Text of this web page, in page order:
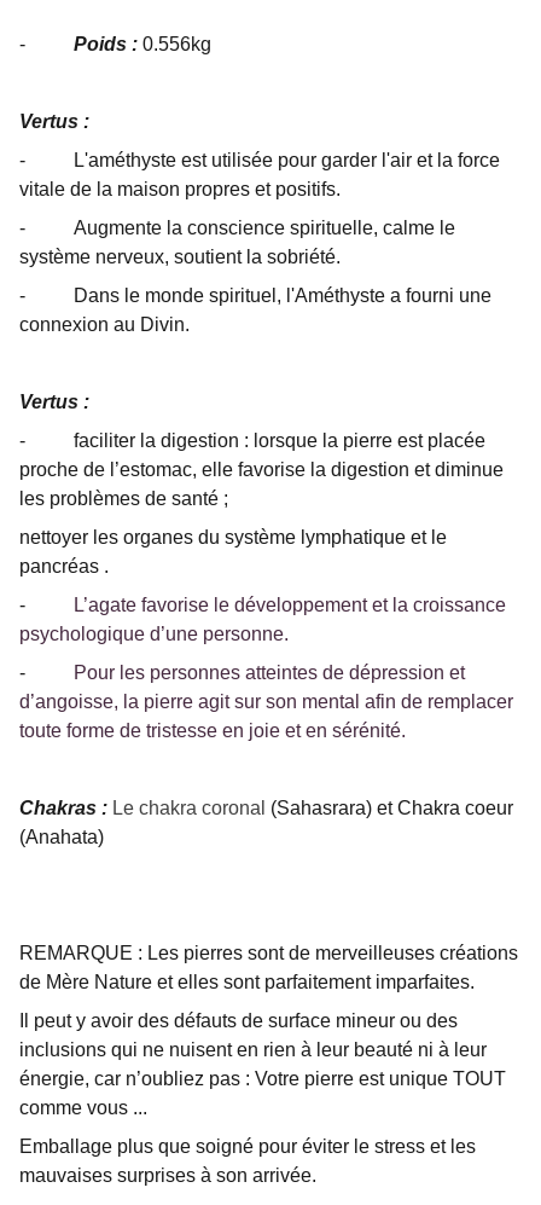
- Poids : 0.556kg
Vertus :
- L'améthyste est utilisée pour garder l'air et la force
vitale de la maison propres et positifs.
- Augmente la conscience spirituelle, calme le
système nerveux, soutient la sobriété.
- Dans le monde spirituel, l'Améthyste a fourni une
connexion au Divin.
Vertus :
- faciliter la digestion : lorsque la pierre est placée
proche de l’estomac, elle favorise la digestion et diminue
les problèmes de santé ;
nettoyer les organes du système lymphatique et le
pancréas .
-
L’agate favorise le développement et la croissance
psychologique d’une personne.
-
Pour les personnes atteintes de dépression et
d’angoisse, la pierre agit sur son mental afin de remplacer
toute forme de tristesse en joie et en sérénité.
Chakras : Le chakra coronal (Sahasrara) et Chakra coeur
(Anahata)
REMARQUE : Les pierres sont de merveilleuses créations
de Mère Nature et elles sont parfaitement imparfaites.
Il peut y avoir des défauts de surface mineur ou des
inclusions qui ne nuisent en rien à leur beauté ni à leur
énergie, car n’oubliez pas : Votre pierre est unique TOUT
comme vous ...
Emballage plus que soigné pour éviter le stress et les
mauvaises surprises à son arrivée.